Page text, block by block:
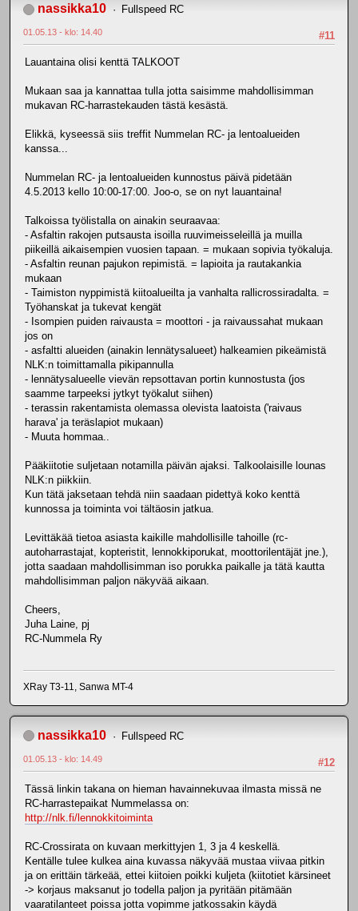
nassikka10 Fullspeed RC
#11
01.05.13 - klo: 14.40
Lauantaina olisi kenttä TALKOOT
Mukaan saa ja kannattaa tulla jotta saisimme mahdollisimman
mukavan RC-harrastekauden tästä kesästä.
Elikkä, kyseessä siis treffit Nummelan RC- ja lentoalueiden
kanssa...
Nummelan RC- ja lentoalueiden kunnostus päivä pidetään
4.5.2013 kello 10:00-17:00. Joo-o, se on nyt lauantaina!
Talkoissa työlistalla on ainakin seuraavaa:
- Asfaltin rakojen putsausta isoilla ruuvimeisseleillä ja muilla
piikeillä aikaisempien vuosien tapaan. = mukaan sopivia työkaluja.
- Asfaltin reunan pajukon repimistä. = lapioita ja rautakankia
mukaan
- Taimiston nyppimistä kiitoalueilta ja vanhalta rallicrossiradalta. =
Työhanskat ja tukevat kengät
- Isompien puiden raivausta = moottori - ja raivaussahat mukaan
jos on
- asfaltti alueiden (ainakin lennätysalueet) halkeamien pikeämistä
NLK:n toimittamalla pikipannulla
- lennätysalueelle vievän repsottavan portin kunnostusta (jos
saamme tarpeeksi jytkyt työkalut siihen)
- terassin rakentamista olemassa olevista laatoista ('raivaus
harava' ja teräslapiot mukaan)
- Muuta hommaa..
Pääkiitotie suljetaan notamilla päivän ajaksi. Talkoolaisille lounas
NLK:n piikkiin.
Kun tätä jaksetaan tehdä niin saadaan pidettyä koko kenttä
kunnossa ja toiminta voi tältäosin jatkua.
Levittäkää tietoa asiasta kaikille mahdollisille tahoille (rc-
autoharrastajat, kopteristit, lennokkiporukat, moottorilentäjät jne.),
jotta saadaan mahdollisimman iso porukka paikalle ja tätä kautta
mahdollisimman paljon näkyvää aikaan.
Cheers,
Juha Laine, pj
RC-Nummela Ry
XRay T3-11, Sanwa MT-4
nassikka10 Fullspeed RC
#12
01.05.13 - klo: 14.49
Tässä linkin takana on hieman havainnekuvaa ilmasta missä ne
RC-harrastepaikat Nummelassa on:
http://nlk.fi/lennokkitoiminta
RC-Crossirata on kuvaan merkittyjen 1, 3 ja 4 keskellä.
Kentälle tulee kulkea aina kuvassa näkyvää mustaa viivaa pitkin
ja on erittäin tärkeää, ettei kiitoien poikki kuljeta (kiitotiet kärsineet
-> korjaus maksanut jo todella paljon ja pyritään pitämään
vaaratilanteet poissa jotta vopimme jatkossakin käydä